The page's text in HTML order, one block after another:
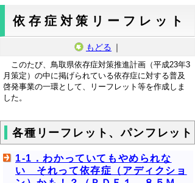
依存症対策リーフレット
もどる ｜
このたび、鳥取県依存症対策推進計画（平成23年3
月策定）の中に掲げられている依存症に対する普及
啓発事業の一環として、リーフレット等を作成しま
した。
各種リーフレット、パンフレット
1-1．わかっていてもやめられな
い それって依存症（アディクショ